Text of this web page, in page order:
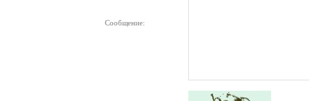
Сообщение: